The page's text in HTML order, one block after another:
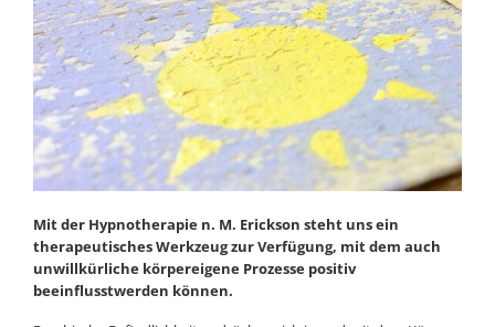
Mit der Hypnotherapie n. M. Erickson steht uns ein
therapeutisches Werkzeug zur Verfügung, mit dem auch
unwillkürliche körpereigene Prozesse positiv
beeinflusstwerden können.